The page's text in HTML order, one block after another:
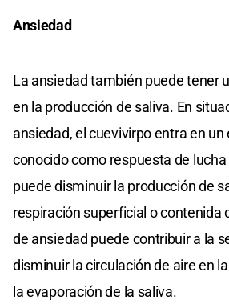
Ansiedad
La ansiedad también puede tener
en la producción de saliva. En
ansiedad, el cuevivirpo entra en
conocido como respuesta de lucha
puede disminuir la producción de
respiración superficial o contenida
de ansiedad puede contribuir a la
disminuir la circulación de aire en
la evaporación de la saliva.